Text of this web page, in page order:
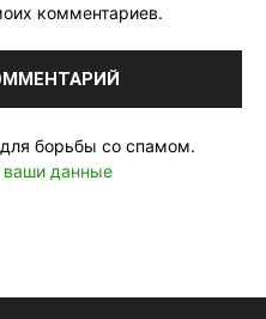
комментариев.
для борьбы со спамом.
ваши данные